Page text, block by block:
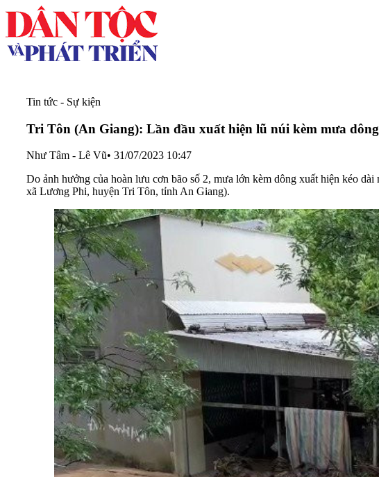
Tin tức - Sự kiện
Tri Tôn (An Giang): Lần đầu xuất hiện lũ núi kèm mưa
Như Tâm - Lê Vũ• 31/07/2023 10:47
Do ảnh hưởng của hoàn lưu cơn bão số 2, mưa lớn kèm dông xuất hiện kéo
xã Lương Phi, huyện Tri Tôn, tỉnh An Giang).